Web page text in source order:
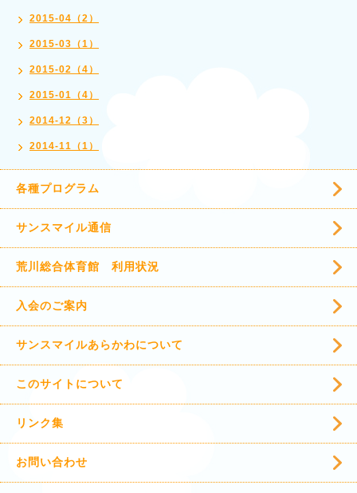
2015-04（2）
2015-03（1）
2015-02（4）
2015-01（4）
2014-12（3）
2014-11（1）
各種プログラム
サンスマイル通信
荒川総合体育館 利用状況
入会のご案内
サンスマイルあらかわについて
このサイトについて
リンク集
お問い合わせ